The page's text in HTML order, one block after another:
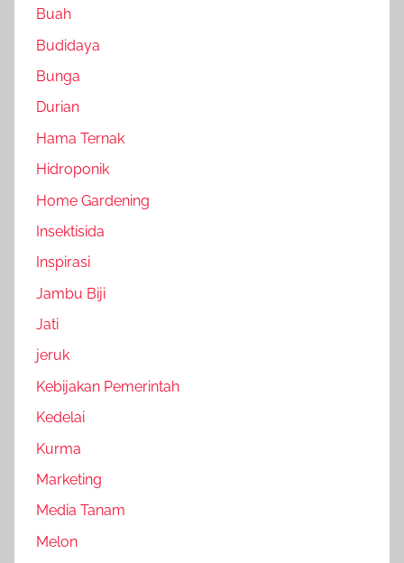
Buah
Budidaya
Bunga
Durian
Hama Ternak
Hidroponik
Home Gardening
Insektisida
Inspirasi
Jambu Biji
Jati
jeruk
Kebijakan Pemerintah
Kedelai
Kurma
Marketing
Media Tanam
Melon